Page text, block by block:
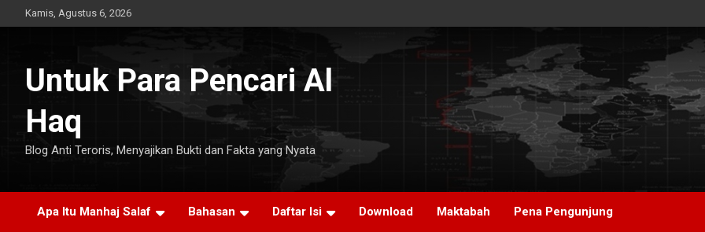
to
Kamis, Agustus 6, 2026
Untuk Para Pencari Al
Haq
Blog Anti Teroris, Menyajikan Bukti dan Fakta yang Nyata
Apa Itu Manhaj Salaf Bahasan Daftar Isi Download Maktabah Pena Pengunjung